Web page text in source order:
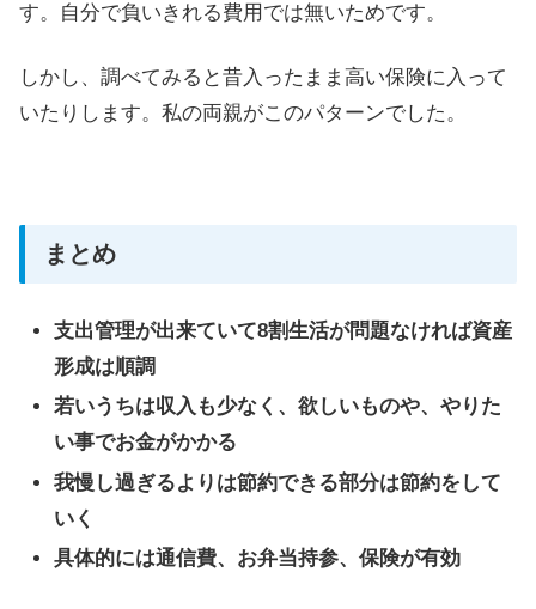
す。自分で負いきれる費用では無いためです。
しかし、調べてみると昔入ったまま高い保険に入って
いたりします。私の両親がこのパターンでした。
まとめ
支出管理が出来ていて8割生活が問題なければ資産
形成は順調
若いうちは収入も少なく、欲しいものや、やりた
い事でお金がかかる
我慢し過ぎるよりは節約できる部分は節約をして
いく
具体的には通信費、お弁当持参、保険が有効